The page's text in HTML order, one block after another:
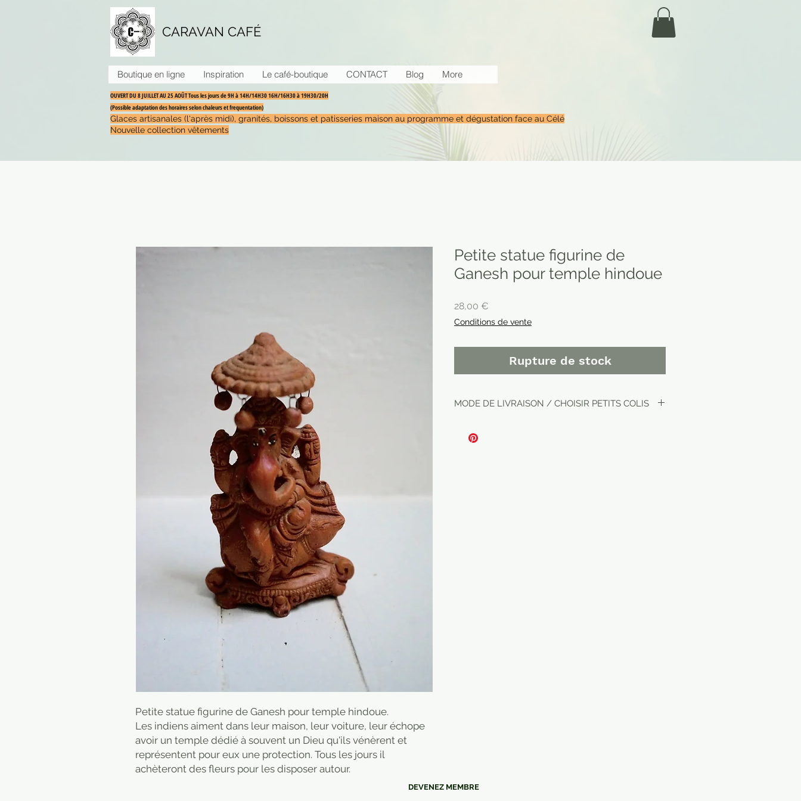
CARAVAN CAFÉ
Boutique en ligne Inspiration Le café-boutique CONTACT Blog More
OUVERT DU 8 JUILLET AU 25 AOÛT Tous les jours de 9H à 14H/14H30 16H/16H30 à 19H30/20H
(Possible adaptation des horaires selon chaleurs et frequentation)
Glaces artisanales (l'après midi), granités, boissons et patisseries maison au programme et dégustation face au Célé
Nouvelle collection vêtements
Petite statue figurine de Ganesh pour temple hindoue.
Les indiens aiment dans leur maison, leur voiture, leur échope
avoir un temple dédié à souvent un Dieu qu'ils vénèrent et
représentent pour eux une protection. Tous les jours il
achèteront des fleurs pour les disposer autour.
Petite statue figurine de
Ganesh pour temple hindoue
28,00 €
Conditions de vente
Rupture de stock
MODE DE LIVRAISON / CHOISIR PETITS COLIS
DEVENEZ MEMBRE